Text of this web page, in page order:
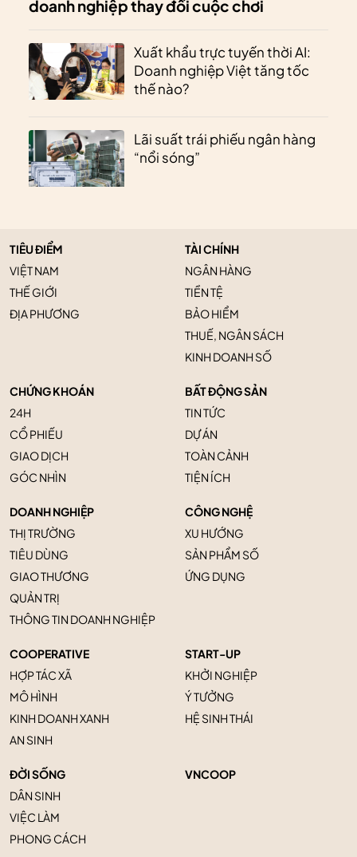
doanh nghiệp thay đổi cuộc chơi
Xuất khẩu trực tuyến thời AI:
Doanh nghiệp Việt tăng tốc
thế nào?
Lãi suất trái phiếu ngân hàng
“nổi sóng”
TIÊU ĐIỂM
VIỆT NAM
THẾ GIỚI
ĐỊA PHƯƠNG
TÀI CHÍNH
NGÂN HÀNG
TIỀN TỆ
BẢO HIỂM
THUẾ, NGÂN SÁCH
KINH DOANH SỐ
CHỨNG KHOÁN
24H
CỔ PHIẾU
GIAO DỊCH
GÓC NHÌN
BẤT ĐỘNG SẢN
TIN TỨC
DỰ ÁN
TOÀN CẢNH
TIỆN ÍCH
DOANH NGHIỆP
THỊ TRƯỜNG
TIÊU DÙNG
GIAO THƯƠNG
QUẢN TRỊ
THÔNG TIN DOANH NGHIỆP
CÔNG NGHỆ
XU HƯỚNG
SẢN PHẨM SỐ
ỨNG DỤNG
COOPERATIVE
HỢP TÁC XÃ
MÔ HÌNH
KINH DOANH XANH
AN SINH
START-UP
KHỞI NGHIỆP
Ý TƯỞNG
HỆ SINH THÁI
ĐỜI SỐNG
DÂN SINH
VIỆC LÀM
PHONG CÁCH
VNCOOP